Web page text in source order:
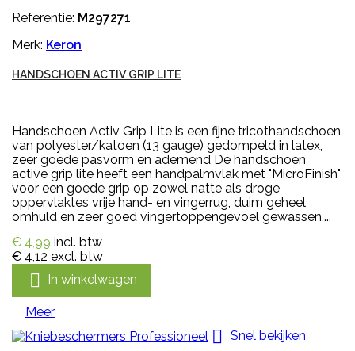
Referentie: M297271
Merk: Keron
HANDSCHOEN ACTIV GRIP LITE
Handschoen Activ Grip Lite is een fijne tricothandschoen
van polyester/katoen (13 gauge) gedompeld in latex,
zeer goede pasvorm en ademend De handschoen
active grip lite heeft een handpalmvlak met "MicroFinish"
voor een goede grip op zowel natte als droge
oppervlaktes vrije hand- en vingerrug, duim geheel
omhuld en zeer goed vingertoppengevoel gewassen,...
€ 4,99 incl. btw
€ 4,12 excl. btw
 In winkelwagen
Meer
 Snel bekijken